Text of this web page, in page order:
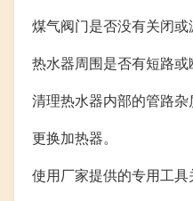
煤气阀门是否没有关闭或
热水器周围是否有短路或
清理热水器内部的管路杂
更换加热器。
使用厂家提供的专用工具